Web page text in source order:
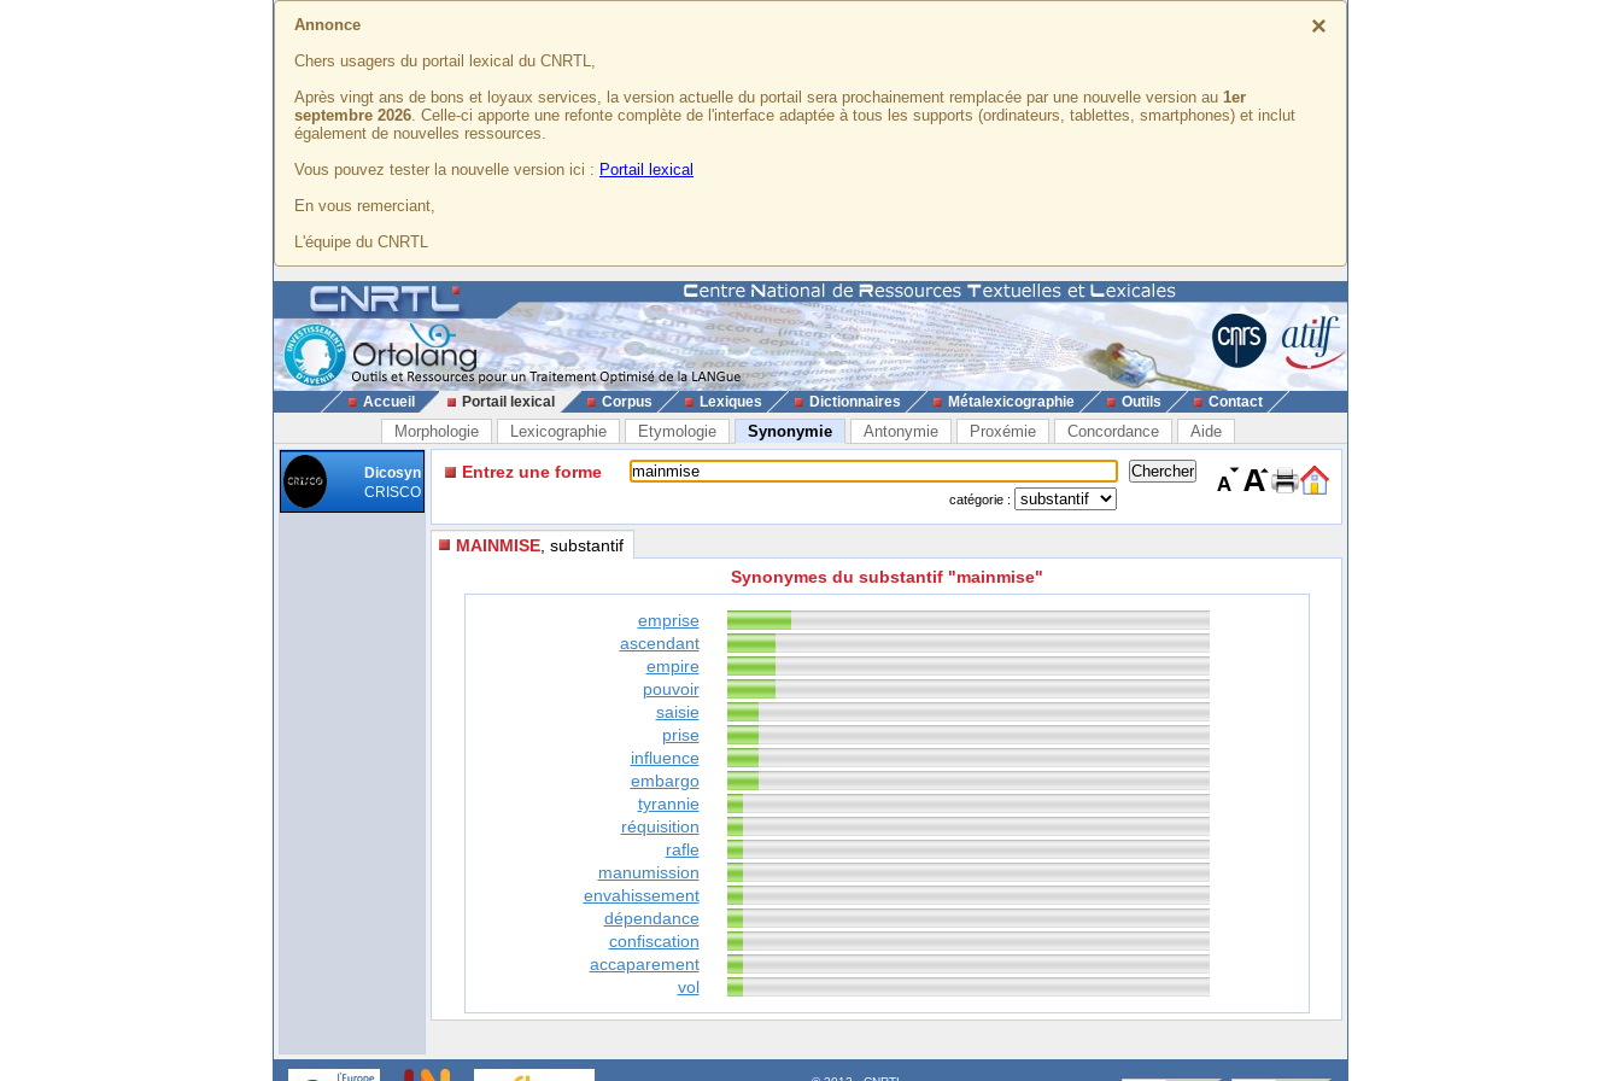
×
Annonce
Chers usagers du portail lexical du CNRTL,
Après vingt ans de bons et loyaux services, la version actuelle du portail sera prochainement remplacée par une nouvelle version au 1er
septembre 2026. Celle-ci apporte une refonte complète de l'interface adaptée à tous les supports (ordinateurs, tablettes, smartphones) et inclut
également de nouvelles ressources.
Vous pouvez tester la nouvelle version ici : Portail lexical
En vous remerciant,
L'équipe du CNRTL
Accueil Portail lexical Corpus Lexiques Dictionnaires Métalexicographie Outils Contact
Morphologie Lexicographie Etymologie Synonymie Antonymie Proxémie Concordance Aide
Dicosyn
CRISCO
Entrez une forme
catégorie :
MAINMISE , substantif
Synonymes du substantif "mainmise"
emprise
ascendant
empire
pouvoir
saisie
prise
influence
embargo
tyrannie
réquisition
rafle
manumission
envahissement
dépendance
confiscation
accaparement
vol